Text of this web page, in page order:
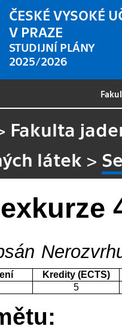
ČESKÉ VYSOKÉ
V PRAZE
STUDIJNÍ PLÁNY
2025/2026
Fakulta
látek >
Kredity (ECTS)
5